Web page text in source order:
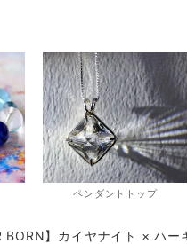
ペンダントトップ
BORN】カイヤナイト × ハ